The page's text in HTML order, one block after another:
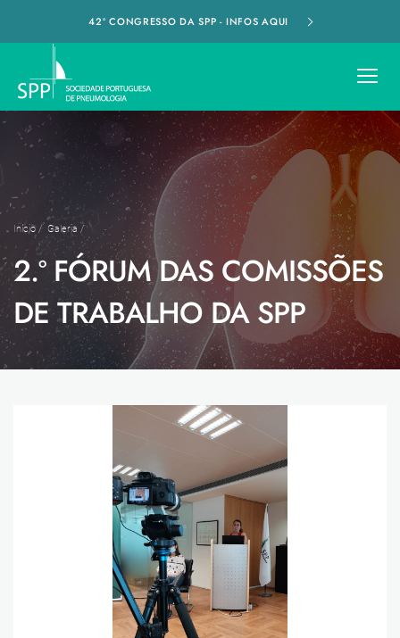
42º CONGRESSO DA SPP - INFOS AQUI
Início / Galeria /
2.º FÓRUM DAS COMISSÕES
DE TRABALHO DA SPP